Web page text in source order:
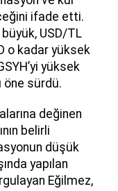
ifade etti.
USD/TL
o kadar yüksek
yüksek
öne sürdü.
değinen
belirli
düşük
yapılan
Eğilmez,